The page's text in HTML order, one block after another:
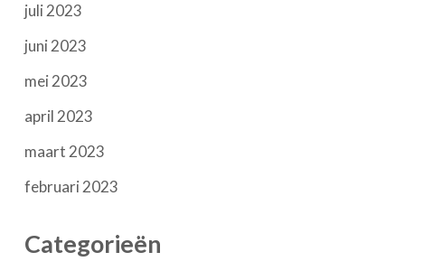
juli 2023
juni 2023
mei 2023
april 2023
maart 2023
februari 2023
Categorieën